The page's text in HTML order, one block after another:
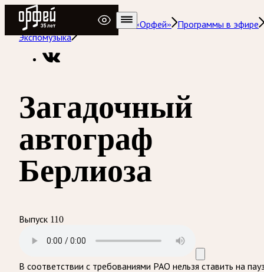
Радио Орфей
Радио классической музыки «Орфей»
Программы в эфире
Экспомузыка
Загадочный
автограф
Берлиоза
Выпуск 110
В соответствии с требованиями РАО нельзя ставить на